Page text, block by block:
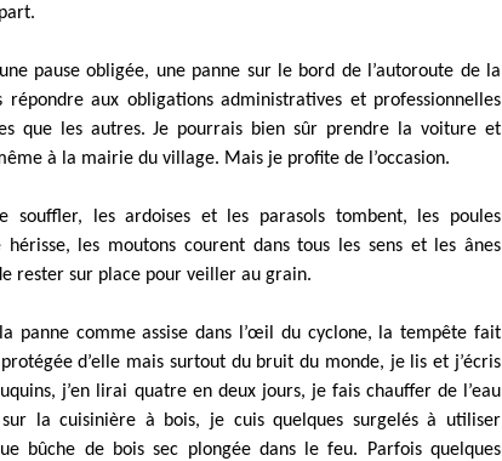
pause obligée, une panne sur le bord de l’autoroute de la
aux obligations administratives et professionnelles
que les autres. Je pourrais bien sûr prendre la voiture et
à la mairie du village. Mais je profite de l’occasion.
souffler, les ardoises et les parasols tombent, les poules
les moutons courent dans tous les sens et les ânes
rester sur place pour veiller au grain.
panne comme assise dans l’œil du cyclone, la tempête fait
d’elle mais surtout du bruit du monde, je lis et j’écris
j’en lirai quatre en deux jours, je fais chauffer de l’eau
la cuisinière à bois, je cuis quelques surgelés à utiliser
bûche de bois sec plongée dans le feu. Parfois quelques